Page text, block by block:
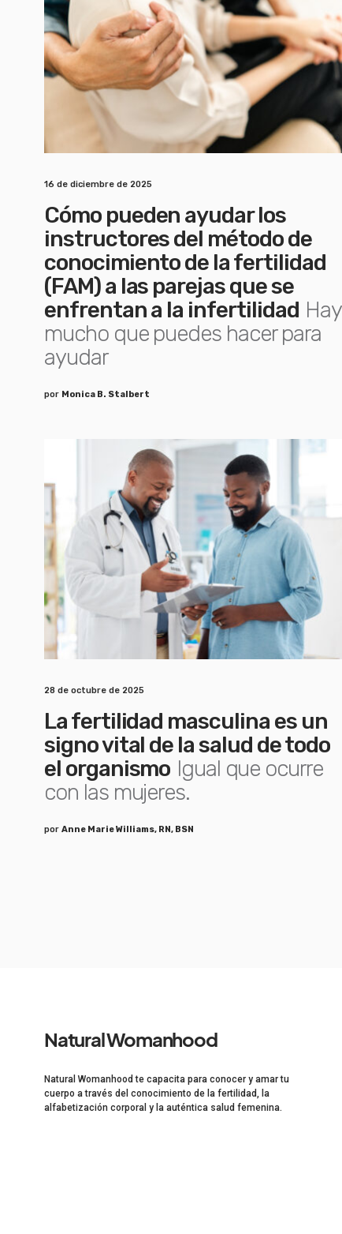
16 de diciembre de 2025
Cómo pueden ayudar los
instructores del método de
conocimiento de la fertilidad
(FAM) a las parejas que se
enfrentan a la infertilidad Hay
mucho que puedes hacer para
ayudar
por Monica B. Stalbert
28 de octubre de 2025
La fertilidad masculina es un
signo vital de la salud de todo
el organismo Igual que ocurre
con las mujeres.
por Anne Marie Williams, RN, BSN
Natural Womanhood
Natural Womanhood te capacita para conocer y amar tu
cuerpo a través del conocimiento de la fertilidad, la
alfabetización corporal y la auténtica salud femenina.